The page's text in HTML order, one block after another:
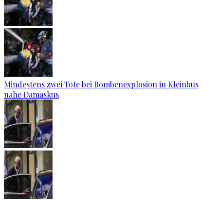
Mindestens zwei Tote bei Bombenexplosion in Kleinbus
nahe Damaskus